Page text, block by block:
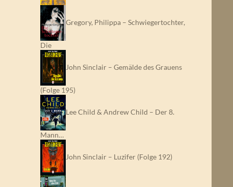
Gregory, Philippa – Schwiegertochter,
Die
John Sinclair – Gemälde des Grauens
(Folge 195)
Lee Child & Andrew Child – Der 8.
Mann…
John Sinclair – Luzifer (Folge 192)